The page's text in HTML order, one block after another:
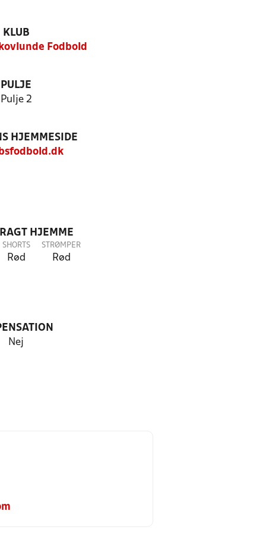
KLUB
Fodbold
PULJE
Pulje 2
HJEMMESIDE
HJEMME
SHORTS
Rød
STRØMPER
Rød
Nej